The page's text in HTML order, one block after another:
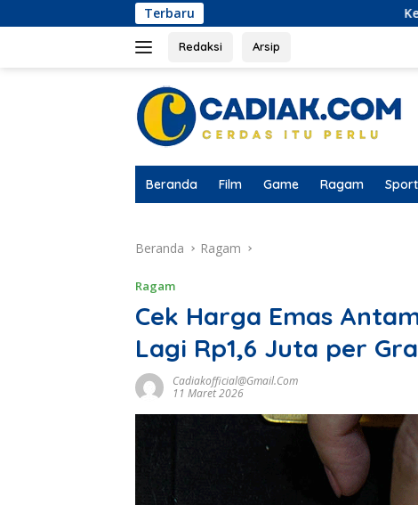
ke
Terbaru Ketua KUD Tunas Mukti
Redaksi Arsip
Beranda Film Game Ragam Sport
Beranda Ragam
Ragam
Cek Harga Emas
Lagi Rp1,6 Juta per
Cadiakofficial@gmail.com
11 Maret 2026